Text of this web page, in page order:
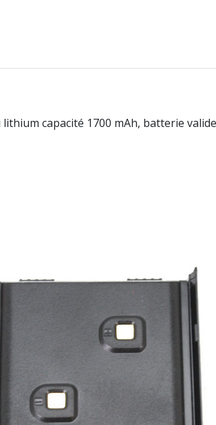
capacité 1700 mAh, batterie